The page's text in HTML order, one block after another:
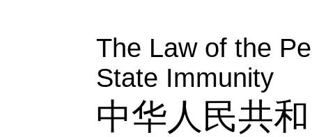
The Law of the
State Immunity
中华人民共